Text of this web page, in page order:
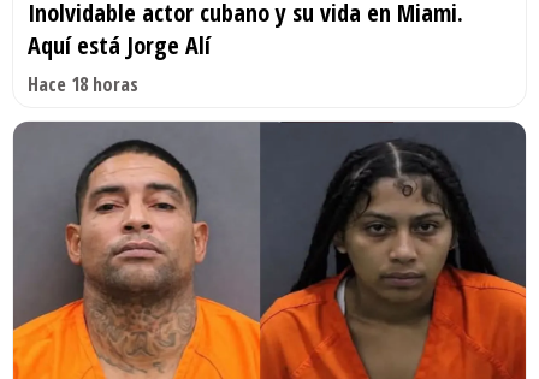
Inolvidable actor cubano y su vida en Miami.
Aquí está Jorge Alí
Hace 18 horas